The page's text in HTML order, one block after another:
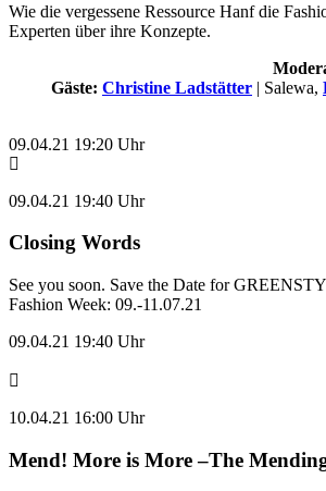
Wie die vergessene Ressource Hanf die
Experten über ihre Konzepte.
Gäste: Christine Ladstätter | Salewa,
09.04.21 19:20 Uhr
09.04.21 19:40 Uhr
Closing Words
See you soon. Save the Date for
Fashion Week: 09.-11.07.21
09.04.21 19:40 Uhr
10.04.21 16:00 Uhr
Mend! More is More –The